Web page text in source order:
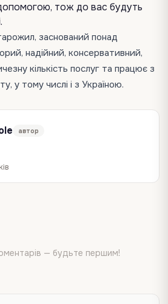
тож до вас будуть
заснований понад
надійний, консервативний,
кількість послуг та працює з
у тому числі і з Україною.
автор
— будьте першим!